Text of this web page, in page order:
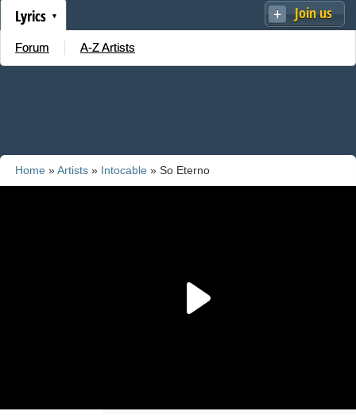
Join us
Lyrics
Forum A-Z Artists
Home »Artists » Intocable » So Eterno